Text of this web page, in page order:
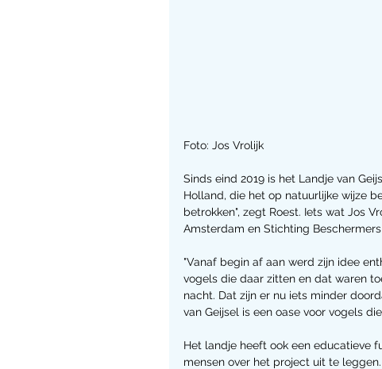
Foto: Jos Vrolijk
Sinds eind 2019 is het Landje van
Holland, die het op natuurlijke wijze
betrokken", zegt Roest. Iets wat Jos
Amsterdam en Stichting
"Vanaf begin af aan werd zijn idee
vogels die daar zitten en dat waren
nacht. Dat zijn er nu iets minder
van Geijsel is een oase voor vogels
Het landje heeft ook een educatieve
mensen over het project uit te